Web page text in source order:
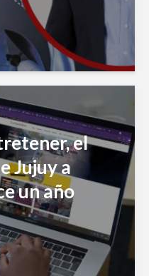
el
Jujuy a
un año